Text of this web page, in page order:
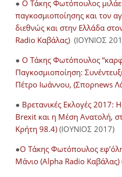
● Ο Τάκης Φωτόπουλος
παγκοσμιοποίησης και τον
διεθνώς και στην Ελλάδα
Radio Καβάλας) (ΙΟΥΝΙΟΣ
● Ο Τάκης Φωτόπουλος
Παγκοσμιοποίηση:
Πέτρο Ιωάννου, (Σπορnews
● Βρετανικές Εκλογές 2017:
Brexit και η Μέση Ανατολή,
Κρήτη 98.4) (ΙΟΥΝΙΟΣ 2017)
●O Τάκης Φωτόπουλος
Μάνιο (Alpha Radio Καβάλας)